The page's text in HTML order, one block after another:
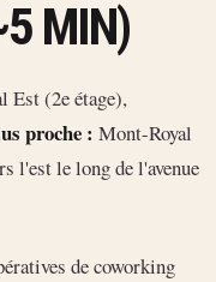
MIN)
Est (2e étage),
proche : Mont-Royal
l'est le long de l'avenue
de coworking